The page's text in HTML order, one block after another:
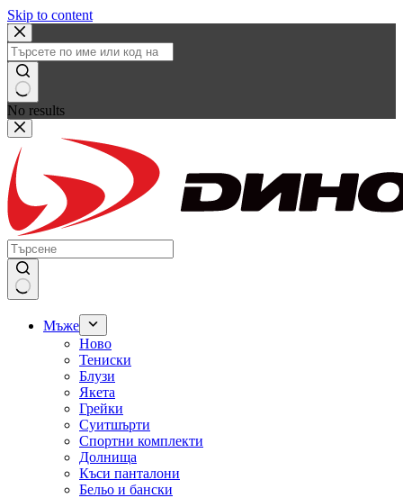
Skip to content
No results
Мъже
Ново
Тениски
Блузи
Якета
Грейки
Суитшърти
Спортни комплекти
Долнища
Къси панталони
Бельо и бански